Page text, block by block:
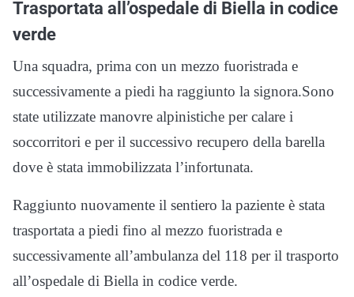
Trasportata all’ospedale di Biella in codice
verde
Una squadra, prima con un mezzo fuoristrada e
successivamente a piedi ha raggiunto la signora.Sono
state utilizzate manovre alpinistiche per calare i
soccorritori e per il successivo recupero della barella
dove è stata immobilizzata l’infortunata.
Raggiunto nuovamente il sentiero la paziente è stata
trasportata a piedi fino al mezzo fuoristrada e
successivamente all’ambulanza del 118 per il trasporto
all’ospedale di Biella in codice verde.